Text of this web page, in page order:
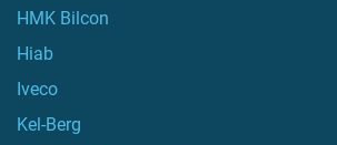
HMK Bilcon
Hiab
Iveco
Kel-Berg